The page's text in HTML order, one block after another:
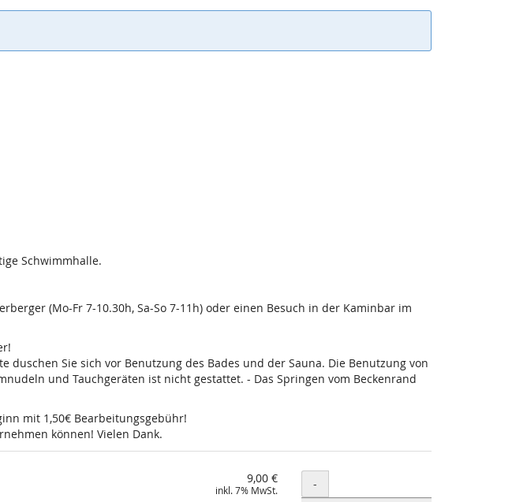
Schwimmhalle.
(Mo-Fr 7-10.30h, Sa-So 7-11h) oder einen Besuch in der Kaminbar im
Sie sich vor Benutzung des Bades und der Sauna. Die Benutzung von
und Tauchgeräten ist nicht gestattet. - Das Springen vom Beckenrand
mit 1,50€ Bearbeitungsgebühr!
können! Vielen Dank.
9,00 €
inkl. 7% MwSt. Menge
-